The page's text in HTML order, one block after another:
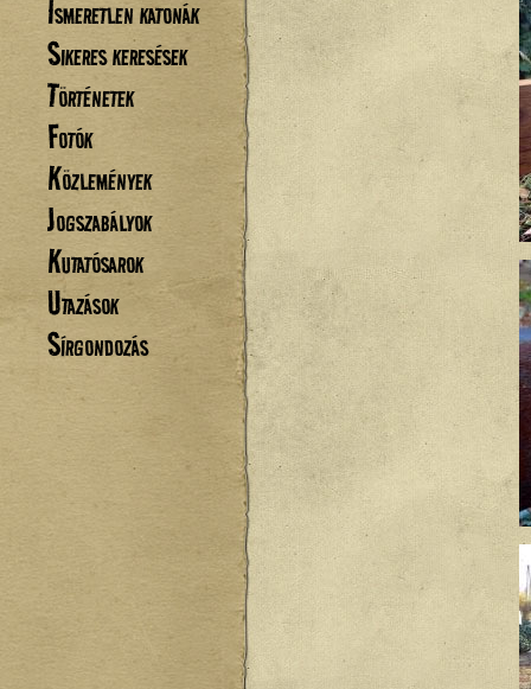
Ismeretlen katonák
Sikeres keresések
Történetek
Fotók
Közlemények
Jogszabályok
Kutatósarok
Utazások
Sírgondozás